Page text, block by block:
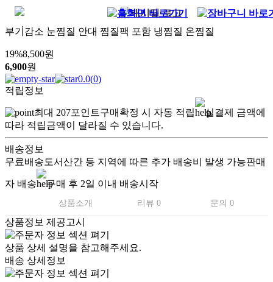
부기감소 눈찜질 안대 찜질팩 포함 냉찜질 온찜질
19%8,500원
6,900원
0.0(0)
적립정보
최대 207포인트구매확정 시 자동 적립
실결제 금액에
따라 적립금액이 달라질 수 있습니다.
배송정보
무료배송도서산간 등 지역에 따른 추가 배송비 발생 가능판매
자 배송 구매 후 2일 이내 배송시작
상품소개 리뷰 0 문의 0
상품정보 제공고시
상품 상세 설명을 참고해주세요.
배송 상세정보